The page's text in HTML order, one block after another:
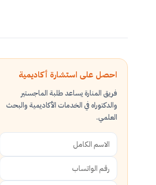
احصل على استشارة أكاديمية
فريق المنارة يساعد طلبة الماجستير
والدكتوراه في الخدمات الأكاديمية والبحث
العلمي.